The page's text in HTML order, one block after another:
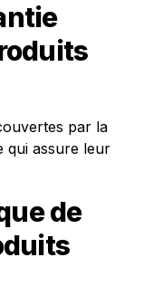
par la
qui assure leur
de